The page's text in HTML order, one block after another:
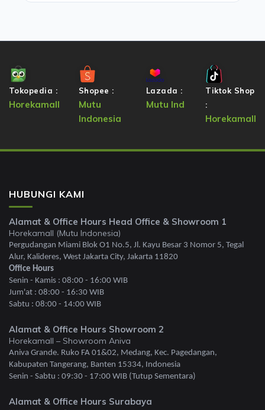
Tokopedia :
Horekamall
Shopee :
Mutu
Indonesia
Lazada :
Mutu Ind
Tiktok Shop
:
Horekamall
HUBUNGI KAMI
Alamat & Office Hours Head Office & Showroom 1
Horekamall (Mutu Indonesia)
Pergudangan Miami Blok O1 No.5, Jl. Kayu Besar 3 Nomor 5, Tegal
Alur, Kalideres, West Jakarta City, Jakarta 11820
Office Hours
Senin - Kamis : 08:00 - 16:00 WIB
Jum'at : 08:00 - 16:30 WIB
Sabtu : 08:00 - 14:00 WIB
Alamat & Office Hours Showroom 2
Horekamall – Showroom Aniva
Aniva Grande. Ruko FA 01&02, Medang, Kec. Pagedangan,
Kabupaten Tangerang, Banten 15334, Indonesia
Senin - Sabtu : 09:30 - 17:00 WIB (Tutup Sementara)
Alamat & Office Hours Surabaya